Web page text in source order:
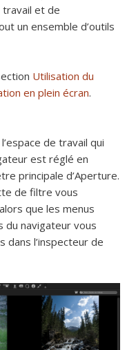
et de
un ensemble d’outils
Utilisation du
en plein écran.
de travail qui
est réglé en
principale d’Aperture.
de filtre vous
que les menus
du navigateur vous
dans l’inspecteur de